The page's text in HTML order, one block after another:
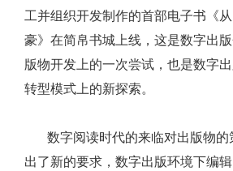
工并组织开发制作的首部电子书《
豪》在简帛书城上线，这是数字出
版物开发上的一次尝试，也是数字
转型模式上的新探索。
数字阅读时代的来临对出版物的
出了新的要求，数字出版环境下编